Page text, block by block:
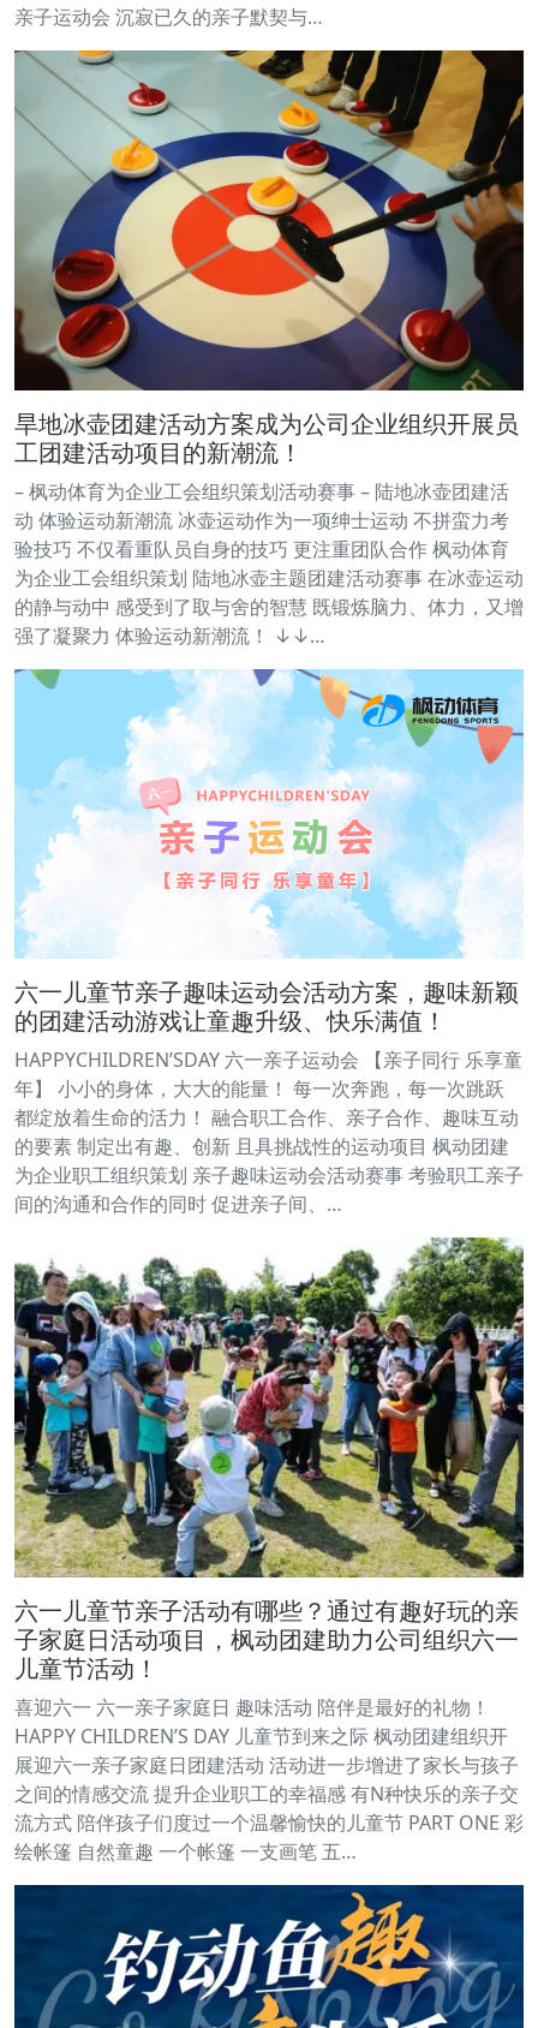
亲子运动会 沉寂已久的亲子默契与…
旱地冰壶团建活动方案成为公司企业组织开展员
工团建活动项目的新潮流！
– 枫动体育为企业工会组织策划活动赛事 – 陆地冰壶团建活
动 体验运动新潮流 冰壶运动作为一项绅士运动 不拼蛮力考
验技巧 不仅看重队员自身的技巧 更注重团队合作 枫动体育
为企业工会组织策划 陆地冰壶主题团建活动赛事 在冰壶运动
的静与动中 感受到了取与舍的智慧 既锻炼脑力、体力，又增
强了凝聚力 体验运动新潮流！ ↓↓…
六一儿童节亲子趣味运动会活动方案，趣味新颖
的团建活动游戏让童趣升级、快乐满值！
HAPPYCHILDREN’SDAY 六一亲子运动会 【亲子同行 乐享童
年】 小小的身体，大大的能量！ 每一次奔跑，每一次跳跃
都绽放着生命的活力！ 融合职工合作、亲子合作、趣味互动
的要素 制定出有趣、创新 且具挑战性的运动项目 枫动团建
为企业职工组织策划 亲子趣味运动会活动赛事 考验职工亲子
间的沟通和合作的同时 促进亲子间、…
六一儿童节亲子活动有哪些？通过有趣好玩的亲
子家庭日活动项目，枫动团建助力公司组织六一
儿童节活动！
喜迎六一 六一亲子家庭日 趣味活动 陪伴是最好的礼物！
HAPPY CHILDREN’S DAY 儿童节到来之际 枫动团建组织开
展迎六一亲子家庭日团建活动 活动进一步增进了家长与孩子
之间的情感交流 提升企业职工的幸福感 有N种快乐的亲子交
流方式 陪伴孩子们度过一个温馨愉快的儿童节 PART ONE 彩
绘帐篷 自然童趣 一个帐篷 一支画笔 五…